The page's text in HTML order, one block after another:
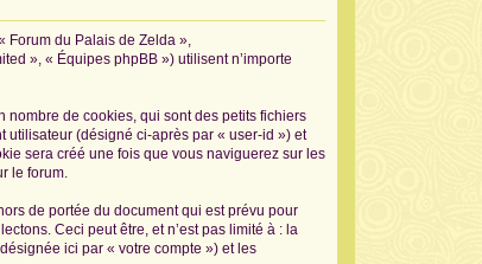
Forum du Palais de Zelda »,
», « Équipes phpBB ») utilisent n’importe
de cookies, qui sont des petits fichiers
utilisateur (désigné ci-après par « user-id ») et
sera créé une fois que vous naviguerez sur les
le forum.
de portée du document qui est prévu pour
Ceci peut être, et n’est pas limité à : la
ici par « votre compte ») et les